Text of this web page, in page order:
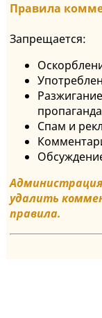
Правила
Запрещается:
Спам и
удалить
правила.